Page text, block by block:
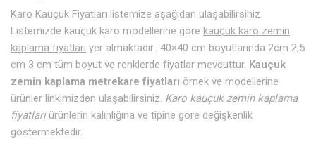
Karo Kauçuk Fiyatları listemize aşağıdan ulaşabilirsiniz.
Listemizde kauçuk karo modellerine göre kauçuk karo zemin
kaplama fiyatları yer almaktadır.. 40×40 cm boyutlarında 2cm 2,5
cm 3 cm tüm boyut ve renklerde fiyatlar mevcuttur. Kauçuk
zemin kaplama metrekare fiyatları örnek ve modellerine
ürünler linkimizden ulaşabilirsiniz. Karo kauçuk zemin kaplama
fiyatlarıürünlerin kalınlığına ve tipine göre değişkenlik
göstermektedir.